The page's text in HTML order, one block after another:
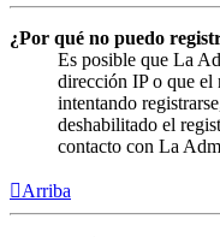
¿Por qué no puedo
Es posible que La
dirección IP o que el
intentando
deshabilitado el
contacto con La
Arriba